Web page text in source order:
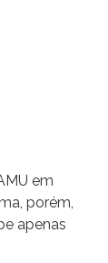
em
porém,
apenas